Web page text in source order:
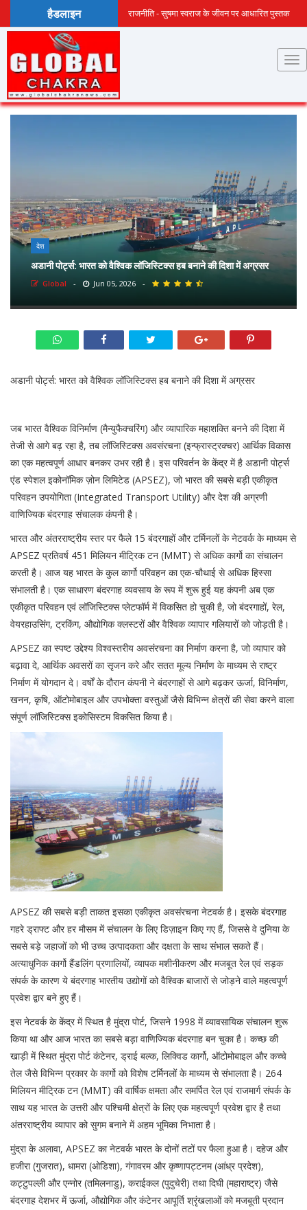
हैडलाइन राजनीति - सुषमा स्वराज के जीवन पर आधारित पुस्तक
देश
अडानी पोर्ट्स: भारत को वैश्विक लॉजिस्टिक्स हब बनाने की दिशा में अग्रसर
Global - Jun 05, 2026 -
अडानी पोर्ट्स: भारत को वैश्विक लॉजिस्टिक्स हब बनाने की दिशा में अग्रसर
जब भारत वैश्विक विनिर्माण (मैन्युफैक्चरिंग) और व्यापारिक महाशक्ति बनने की दिशा में
तेजी से आगे बढ़ रहा है, तब लॉजिस्टिक्स अवसंरचना (इन्फ्रास्ट्रक्चर) आर्थिक विकास
का एक महत्वपूर्ण आधार बनकर उभर रही है। इस परिवर्तन के केंद्र में है अडानी पोर्ट्स
एंड स्पेशल इकोनॉमिक ज़ोन लिमिटेड (APSEZ), जो भारत की सबसे बड़ी एकीकृत
परिवहन उपयोगिता (Integrated Transport Utility) और देश की अग्रणी
वाणिज्यिक बंदरगाह संचालक कंपनी है।
भारत और अंतरराष्ट्रीय स्तर पर फैले 15 बंदरगाहों और टर्मिनलों के नेटवर्क के माध्यम से
APSEZ प्रतिवर्ष 451 मिलियन मीट्रिक टन (MMT) से अधिक कार्गो का संचालन
करती है। आज यह भारत के कुल कार्गो परिवहन का एक-चौथाई से अधिक हिस्सा
संभालती है। एक साधारण बंदरगाह व्यवसाय के रूप में शुरू हुई यह कंपनी अब एक
एकीकृत परिवहन एवं लॉजिस्टिक्स प्लेटफॉर्म में विकसित हो चुकी है, जो बंदरगाहों, रेल,
वेयरहाउसिंग, ट्रकिंग, औद्योगिक क्लस्टरों और वैश्विक व्यापार गलियारों को जोड़ती है।
APSEZ का स्पष्ट उद्देश्य विश्वस्तरीय अवसंरचना का निर्माण करना है, जो व्यापार को
बढ़ावा दे, आर्थिक अवसरों का सृजन करे और सतत मूल्य निर्माण के माध्यम से राष्ट्र
निर्माण में योगदान दे। वर्षों के दौरान कंपनी ने बंदरगाहों से आगे बढ़कर ऊर्जा, विनिर्माण,
खनन, कृषि, ऑटोमोबाइल और उपभोक्ता वस्तुओं जैसे विभिन्न क्षेत्रों की सेवा करने वाला
संपूर्ण लॉजिस्टिक्स इकोसिस्टम विकसित किया है।
APSEZ की सबसे बड़ी ताकत इसका एकीकृत अवसंरचना नेटवर्क है। इसके बंदरगाह
गहरे ड्राफ्ट और हर मौसम में संचालन के लिए डिज़ाइन किए गए हैं, जिससे वे दुनिया के
सबसे बड़े जहाजों को भी उच्च उत्पादकता और दक्षता के साथ संभाल सकते हैं।
अत्याधुनिक कार्गो हैंडलिंग प्रणालियों, व्यापक मशीनीकरण और मजबूत रेल एवं सड़क
संपर्क के कारण ये बंदरगाह भारतीय उद्योगों को वैश्विक बाजारों से जोड़ने वाले महत्वपूर्ण
प्रवेश द्वार बने हुए हैं।
इस नेटवर्क के केंद्र में स्थित है मुंद्रा पोर्ट, जिसने 1998 में व्यावसायिक संचालन शुरू
किया था और आज भारत का सबसे बड़ा वाणिज्यिक बंदरगाह बन चुका है। कच्छ की
खाड़ी में स्थित मुंद्रा पोर्ट कंटेनर, ड्राई बल्क, लिक्विड कार्गो, ऑटोमोबाइल और कच्चे
तेल जैसे विभिन्न प्रकार के कार्गो को विशेष टर्मिनलों के माध्यम से संभालता है। 264
मिलियन मीट्रिक टन (MMT) की वार्षिक क्षमता और समर्पित रेल एवं राजमार्ग संपर्क के
साथ यह भारत के उत्तरी और पश्चिमी क्षेत्रों के लिए एक महत्वपूर्ण प्रवेश द्वार है तथा
अंतरराष्ट्रीय व्यापार को सुगम बनाने में अहम भूमिका निभाता है।
मुंद्रा के अलावा, APSEZ का नेटवर्क भारत के दोनों तटों पर फैला हुआ है। दहेज और
हजीरा (गुजरात), धामरा (ओडिशा), गंगावरम और कृष्णापट्टनम (आंध्र प्रदेश),
कट्टुपल्ली और एन्नोर (तमिलनाडु), कराईकल (पुदुचेरी) तथा दिघी (महाराष्ट्र) जैसे
बंदरगाह देशभर में ऊर्जा, औद्योगिक और कंटेनर आपूर्ति श्रृंखलाओं को मजबूती प्रदान